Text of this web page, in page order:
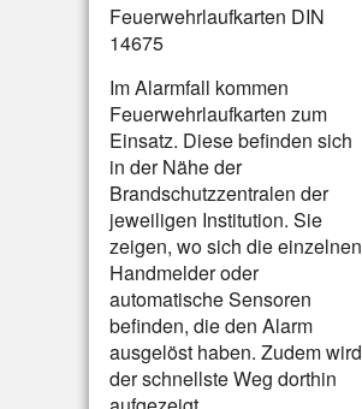
Feuerwehrlaufkarten DIN
14675
Im Alarmfall kommen
Feuerwehrlaufkarten zum
Einsatz. Diese befinden sich
in der Nähe der
Brandschutzzentralen der
jeweiligen Institution. Sie
zeigen, wo sich die einzelnen
Handmelder oder
automatische Sensoren
befinden, die den Alarm
ausgelöst haben. Zudem wird
der schnellste Weg dorthin